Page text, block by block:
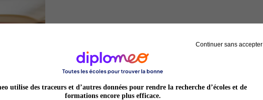
Continuer sans accepter
utilise des traceurs et d’autres données pour rendre la recherche d’écoles et de
formations encore plus efficace.